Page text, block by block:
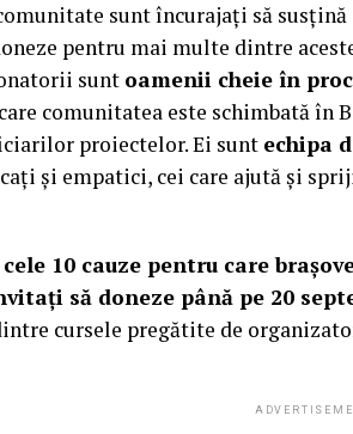
sunt încurajați să susțină
pentru mai multe dintre
sunt oamenii cheie în
comunitatea este schimbată în
proiectelor. Ei sunt echipa
și empatici, cei care ajută și
cele 10 cauze pentru care
să doneze până pe 20
cursele pregătite de